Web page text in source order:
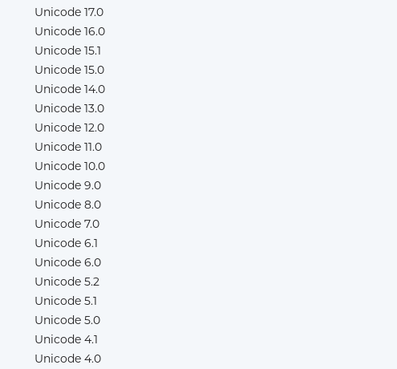
Unicode 17.0
Unicode 16.0
Unicode 15.1
Unicode 15.0
Unicode 14.0
Unicode 13.0
Unicode 12.0
Unicode 11.0
Unicode 10.0
Unicode 9.0
Unicode 8.0
Unicode 7.0
Unicode 6.1
Unicode 6.0
Unicode 5.2
Unicode 5.1
Unicode 5.0
Unicode 4.1
Unicode 4.0